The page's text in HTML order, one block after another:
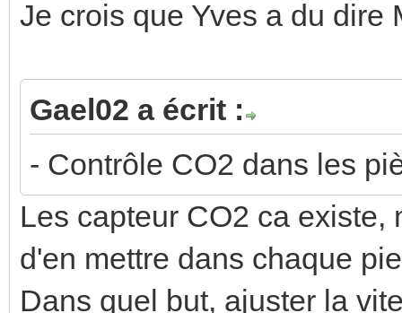
Je crois que Yves a du dire
Gael02 a écrit :
- Contrôle CO2 dans les
Les capteur CO2 ca
d'en mettre dans chaque
Dans quel but, ajuster la